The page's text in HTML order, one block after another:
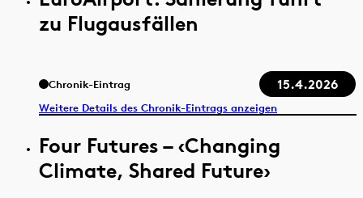
zu Flugausfällen
Chronik-Eintrag 15.4.2026
Weitere Details des Chronik-Eintrags anzeigen
Four Futures – ‹Changing
Climate, Shared Future›